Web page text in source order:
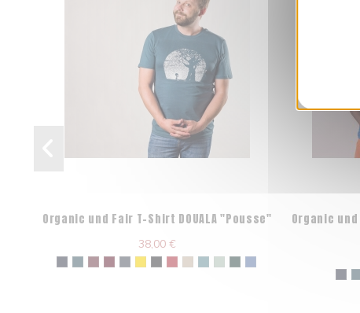
Organic und Fair T-Shirt DOUALA "Pousse"
38,00 €
Organic und